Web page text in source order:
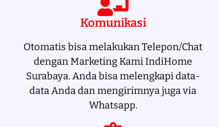
Komunikasi
Otomatis bisa melakukan Telepon/Chat
dengan Marketing Kami IndiHome
Surabaya. Anda bisa melengkapi data-
data Anda dan mengirimnya juga via
Whatsapp.